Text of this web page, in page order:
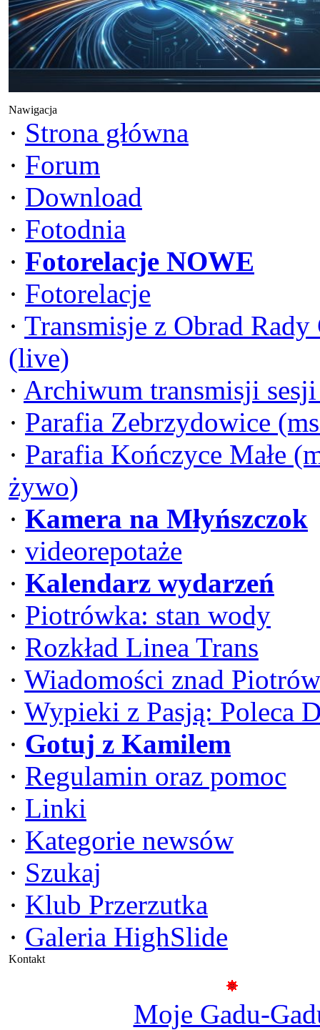
Nawigacja
· Strona główna
· Forum
· Download
· Fotodnia
· Fotorelacje NOWE
· Fotorelacje
· Transmisje z Obrad
(live)
· Archiwum transmisji
· Parafia Zebrzydowice
· Parafia Kończyce Małe
żywo)
· Kamera na Młyńszczok
· videorepotaże
· Kalendarz wydarzeń
· Piotrówka: stan wody
· Rozkład Linea Trans
· Wiadomości znad
· Wypieki z Pasją: Poleca
· Gotuj z Kamilem
· Regulamin oraz pomoc
· Linki
· Kategorie newsów
· Szukaj
· Klub Przerzutka
· Galeria HighSlide
Kontakt
Moje Gadu-